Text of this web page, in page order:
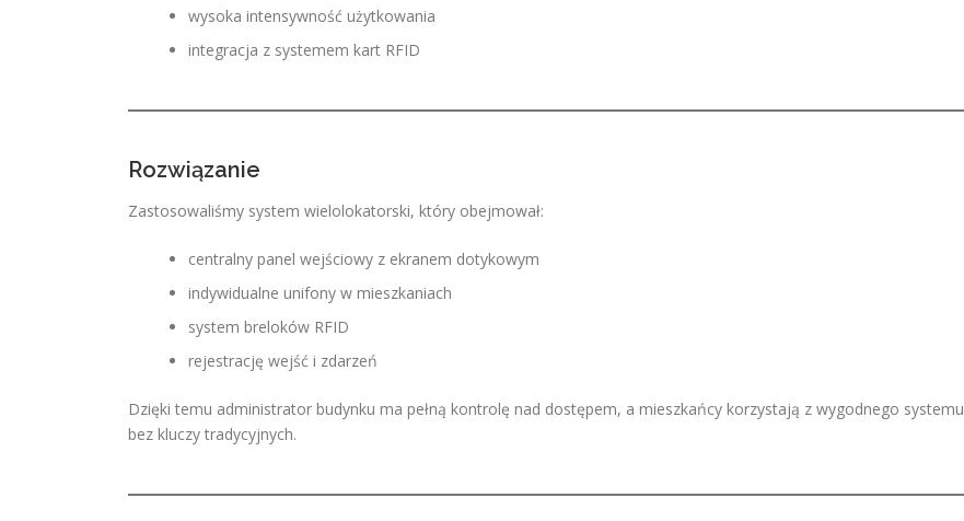
wysoka intensywność użytkowania
integracja z systemem kart RFID
Rozwiązanie
Zastosowaliśmy system wielolokatorski, który obejmował:
centralny panel wejściowy z ekranem dotykowym
indywidualne unifony w mieszkaniach
system breloków RFID
rejestrację wejść i zdarzeń
Dzięki temu administrator budynku ma pełną kontrolę nad dostępem, a mieszkańcy korzystają z wygodnego systemu
bez kluczy tradycyjnych.